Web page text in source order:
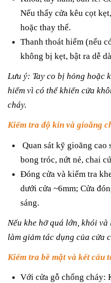
Nếu thấy cửa kêu cọt
hoặc thay thế.
Thanh thoát hiểm (nếu
không bị kẹt, bật ra dễ
Lưu ý: Tay co bị hỏng hoặc
hiểm vì có thể khiến cửa
cháy.
Kiểm tra độ kín và gioăng
Quan sát kỹ gioăng cao
bong tróc, nứt nẻ, chai
Đóng cửa và kiểm tra
dưới cửa ~6mm; Cửa
sáng.
Nếu khe hở quá lớn, khói
làm giảm tác dụng của cửa
Kiểm tra bề mặt và kết cấu
Với cửa gỗ chống cháy: